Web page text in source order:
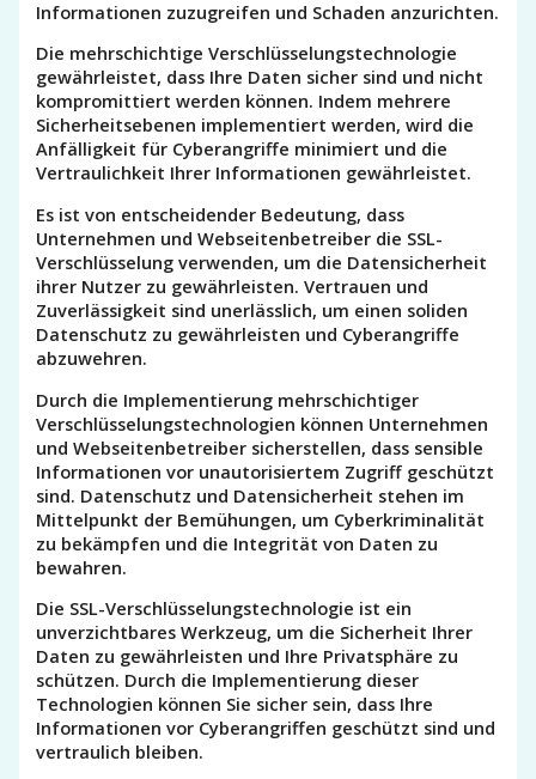
Informationen zuzugreifen und Schaden anzurichten.
Die mehrschichtige Verschlüsselungstechnologie
gewährleistet, dass Ihre Daten sicher sind und nicht
kompromittiert werden können. Indem mehrere
Sicherheitsebenen implementiert werden, wird die
Anfälligkeit für Cyberangriffe minimiert und die
Vertraulichkeit Ihrer Informationen gewährleistet.
Es ist von entscheidender Bedeutung, dass
Unternehmen und Webseitenbetreiber die SSL-
Verschlüsselung verwenden, um die Datensicherheit
ihrer Nutzer zu gewährleisten. Vertrauen und
Zuverlässigkeit sind unerlässlich, um einen soliden
Datenschutz zu gewährleisten und Cyberangriffe
abzuwehren.
Durch die Implementierung mehrschichtiger
Verschlüsselungstechnologien können Unternehmen
und Webseitenbetreiber sicherstellen, dass sensible
Informationen vor unautorisiertem Zugriff geschützt
sind. Datenschutz und Datensicherheit stehen im
Mittelpunkt der Bemühungen, um Cyberkriminalität
zu bekämpfen und die Integrität von Daten zu
bewahren.
Die SSL-Verschlüsselungstechnologie ist ein
unverzichtbares Werkzeug, um die Sicherheit Ihrer
Daten zu gewährleisten und Ihre Privatsphäre zu
schützen. Durch die Implementierung dieser
Technologien können Sie sicher sein, dass Ihre
Informationen vor Cyberangriffen geschützt sind und
vertraulich bleiben.